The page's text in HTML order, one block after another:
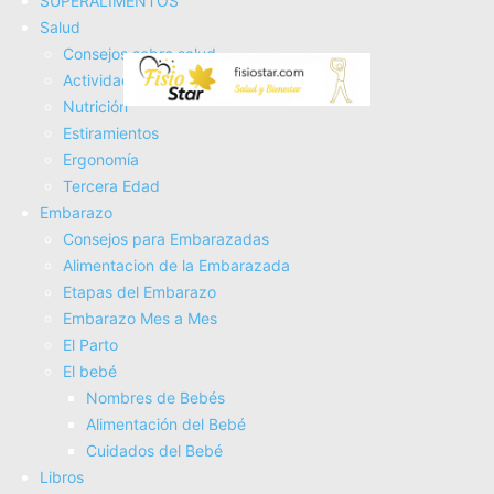
Salud
Consejos sobre salud
Actividad Fí­sica
Nutrición
Estiramientos
Ergonomí­a
Tercera Edad
Embarazo
Consejos para Embarazadas
Alimentacion de la Embarazada
Etapas del Embarazo
Embarazo Mes a Mes
El Parto
El bebé
Nombres de Bebés
Alimentación del Bebé
Cuidados del Bebé
Libros
Fisioterapia
Electroterapia
Tratamientos
Masajes
SUPERALIMENTOS
Salud
Consejos sobre salud
Actividad Fí­sica
Nutrición
Estiramientos
Ergonomí­a
Tercera Edad
Embarazo
Consejos para Embarazadas
Alimentacion de la Embarazada
Etapas del Embarazo
Embarazo Mes a Mes
El Parto